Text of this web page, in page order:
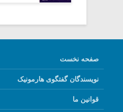
صفحه نخست
نویسندگان گفتگوی هارمونیک
قوانین ما